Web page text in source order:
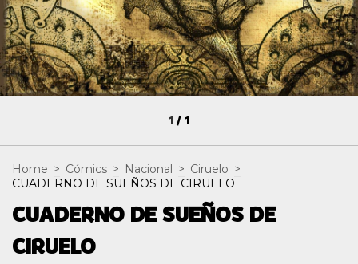
1/1
Home > Cómics > Nacional > Ciruelo >
CUADERNO DE SUEÑOS DE CIRUELO
CUADERNO DE SUEÑOS DE
CIRUELO